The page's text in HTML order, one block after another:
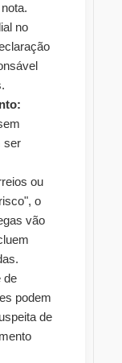
no
ser
ou
o
vão
de
podem
de